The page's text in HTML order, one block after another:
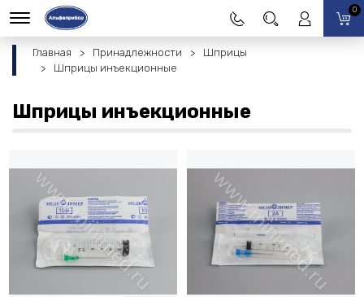
0
Главная Принадлежности
Шприцы
Шприцы инъекционные
Шприцы инъекционные